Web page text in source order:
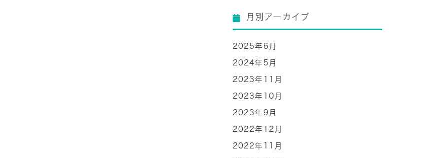
月別アーカイブ
2025年6月
2024年5月
2023年11月
2023年10月
2023年9月
2022年12月
2022年11月